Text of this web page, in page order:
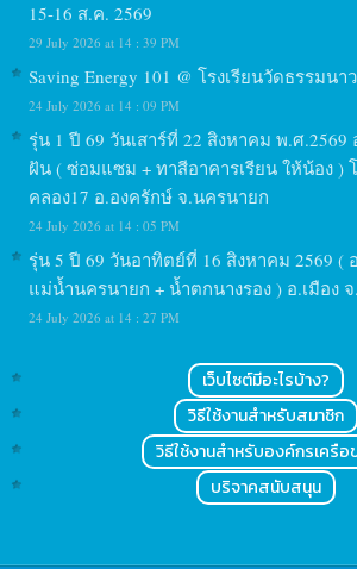
15-16 ส.ค. 2569
29 July 2026 at 14 : 39 PM
Saving Energy 101 @ โรงเรียนวัดธรรมนา
24 July 2026 at 14 : 09 PM
รุ่น 1 ปี 69 วันเสาร์ที่ 22 สิงหาคม พ.ศ
ฝัน ( ซ่อมแซม + ทาสีอาคารเรียน ให้น้อง )
คลอง17 อ.องครักษ์ จ.นครนายก
24 July 2026 at 14 : 05 PM
รุ่น 5 ปี 69 วันอาทิตย์ที่ 16 สิงหาคม 2569 (
แม่น้ำนครนายก + น้ำตกนางรอง ) อ.เมือง
24 July 2026 at 14 : 27 PM
เว็บไซต์มีอะไรบ้าง?
วิธีใช้งานสำหรับสมาชิก
วิธีใช้งานสำหรับองค์กรเครือ
บริจาคสนับสนุน